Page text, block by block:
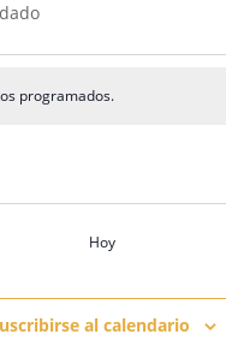
programados.
Hoy
al calendario